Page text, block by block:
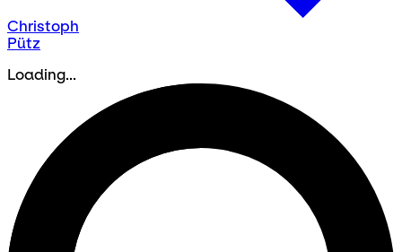
Christoph
Pütz
Loading...